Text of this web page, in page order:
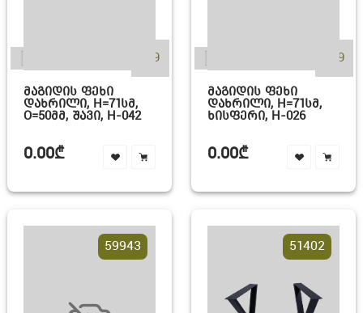
+19
ᲛᲐᲒᲘᲓᲘᲡ ᲤᲔᲮᲘ
ᲓᲐᲮᲠᲘᲚᲘ, H=71ᲡᲛ,
O=50ᲛᲛ, ᲨᲐᲕᲘ, H-042
0.00₾
+19
ᲛᲐᲒᲘᲓᲘᲡ ᲤᲔᲮᲘ
ᲓᲐᲮᲠᲘᲚᲘ, H=71ᲡᲛ,
ᲮᲘᲡᲤᲔᲠᲘ, H-026
0.00₾
59943 51402